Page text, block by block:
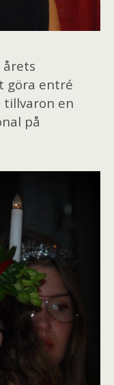
göra entré
en
på